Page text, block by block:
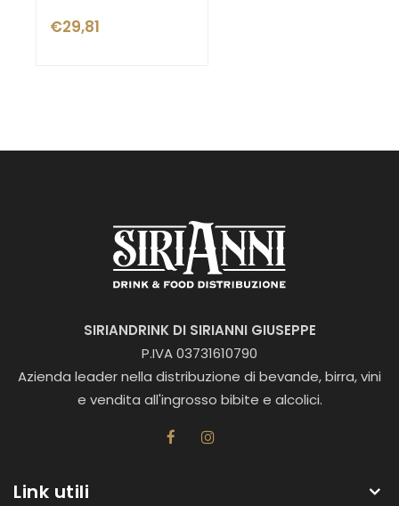
€29,81
SIRIANDRINK DI SIRIANNI GIUSEPPE
P.IVA 03731610790
Azienda leader nella distribuzione di bevande, birra, vini
e vendita all'ingrosso bibite e alcolici.
Link utili